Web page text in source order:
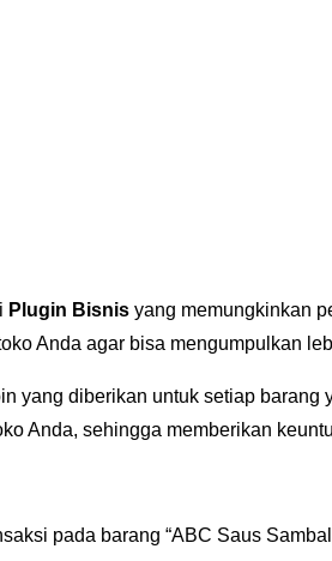
Plugin Bisnis yang memungkinkan
Anda agar bisa mengumpulkan
yang diberikan untuk setiap
Anda, sehingga memberikan
pada barang “ABC Saus